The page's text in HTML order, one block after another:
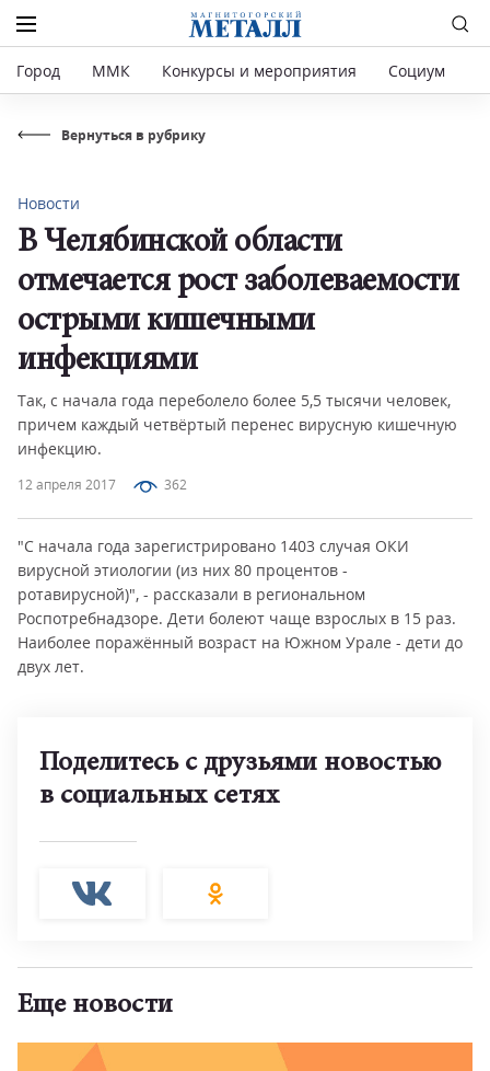
Город ММК Конкурсы и мероприятия Социум
Вернуться в рубрику
12 апреля 2017 362
Новости
В Челябинской области
отмечается рост заболеваемости
острыми кишечными
инфекциями
Так, с начала года переболело более 5,5 тысячи человек,
причем каждый четвёртый перенес вирусную кишечную
инфекцию.
"С начала года зарегистрировано 1403 случая ОКИ
вирусной этиологии (из них 80 процентов -
ротавирусной)", - рассказали в региональном
Роспотребнадзоре. Дети болеют чаще взрослых в 15 раз.
Наиболее поражённый возраст на Южном Урале - дети до
двух лет.
Поделитесь с друзьями новостью
в социальных сетях
Еще новости